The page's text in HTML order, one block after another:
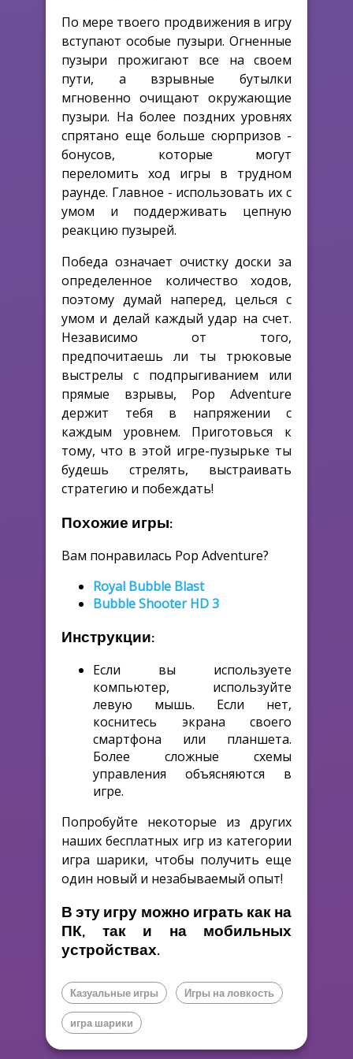
По мере твоего продвижения в игру
вступают особые пузыри. Огненные
пузыри прожигают все на своем
пути, а взрывные бутылки
мгновенно очищают окружающие
пузыри. На более поздних уровнях
спрятано еще больше сюрпризов -
бонусов, которые могут
переломить ход игры в трудном
раунде. Главное - использовать их с
умом и поддерживать цепную
реакцию пузырей.
Победа означает очистку доски за
определенное количество ходов,
поэтому думай наперед, целься с
умом и делай каждый удар на счет.
Независимо от того,
предпочитаешь ли ты трюковые
выстрелы с подпрыгиванием или
прямые взрывы, Pop Adventure
держит тебя в напряжении с
каждым уровнем. Приготовься к
тому, что в этой игре-пузырьке ты
будешь стрелять, выстраивать
стратегию и побеждать!
Похожие игры:
Вам понравилась Pop Adventure?
Royal Bubble Blast
Bubble Shooter HD 3
Инструкции:
Если вы используете
компьютер, используйте
левую мышь. Если нет,
коснитесь экрана своего
смартфона или планшета.
Более сложные схемы
управления объясняются в
игре.
Попробуйте некоторые из других
наших бесплатных игр из категории
игра шарики, чтобы получить еще
один новый и незабываемый опыт!
В эту игру можно играть как на
ПК, так и на мобильных
устройствах.
Казуальные игры Игры на ловкость
игра шарики